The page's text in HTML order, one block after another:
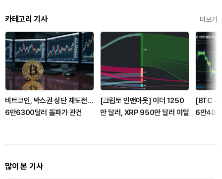
카테고리 기사 더보기
비트코인, 박스권 상단 재도전…
6만6300달러 돌파가 관건
[크립토 인앤아웃] 이더 1250
만 달러, XRP 950만 달러 이탈
[BTC 사
6만
많이 본 기사